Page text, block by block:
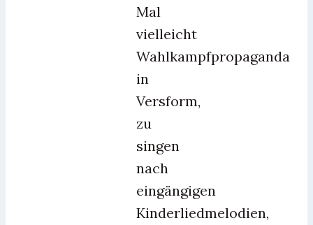
Mal
vielleicht
Wahlkampfpropaganda
in
Versform,
zu
singen
nach
eingängigen
Kinderliedmelodien,